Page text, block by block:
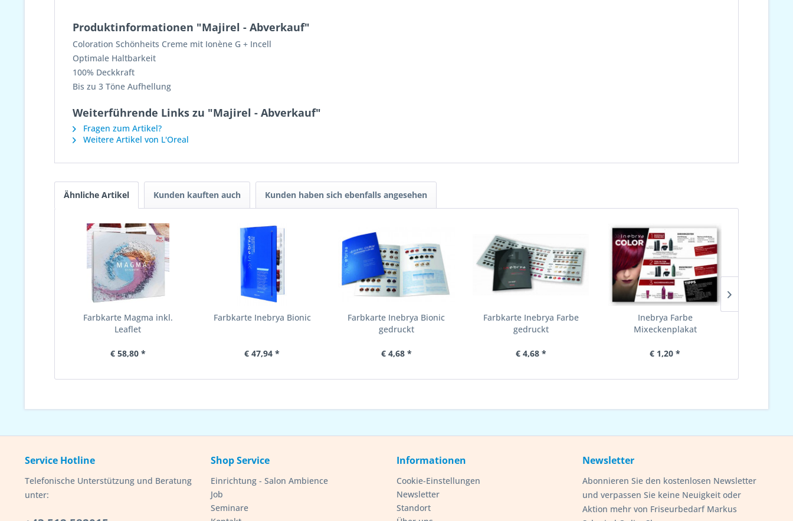
Produktinformationen "Majirel - Abverkauf"
Coloration Schönheits Creme mit Ionène G + Incell
Optimale Haltbarkeit
100% Deckkraft
Bis zu 3 Töne Aufhellung
Weiterführende Links zu "Majirel - Abverkauf"
Fragen zum Artikel?
Weitere Artikel von L'Oreal
Ähnliche Artikel Kunden kauften auch Kunden haben sich ebenfalls angesehen
Farbkarte Magma inkl.
Leaflet
€ 58,80 *
Farbkarte Inebrya Bionic
€ 47,94 *
Farbkarte Inebrya Bionic
gedruckt
€ 4,68 *
Farbkarte Inebrya Farbe
gedruckt
€ 4,68 *
Inebrya Farbe
Mixeckenplakat
€ 1,20 *
Service Hotline
Telefonische Unterstützung und Beratung
unter:
Shop Service
Einrichtung - Salon Ambience
Job
Seminare
Informationen
Cookie-Einstellungen
Newsletter
Standort
Newsletter
Abonnieren Sie den kostenlosen Newsletter
und verpassen Sie keine Neuigkeit oder
Aktion mehr von Friseurbedarf Markus